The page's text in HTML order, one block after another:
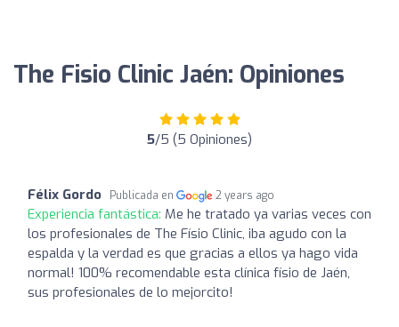
The Fisio Clinic Jaén: Opiniones
5/5 (5 Opiniones)
Félix Gordo Publicada en 2 years ago
Experiencia fantástica: Me he tratado ya varias veces con
los profesionales de The Físio Clinic, iba agudo con la
espalda y la verdad es que gracias a ellos ya hago vida
normal! 100% recomendable esta clínica físio de Jaén,
sus profesionales de lo mejorcito!